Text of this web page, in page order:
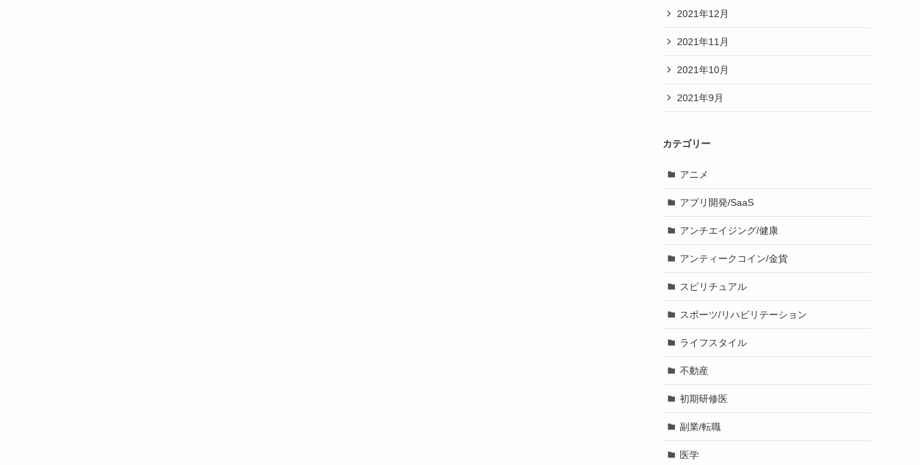
2021年12月
2021年11月
2021年10月
2021年9月
カテゴリー
アニメ
アプリ開発/SaaS
アンチエイジング/健康
アンティークコイン/金貨
スピリチュアル
スポーツ/リハビリテーション
ライフスタイル
不動産
初期研修医
副業/転職
医学